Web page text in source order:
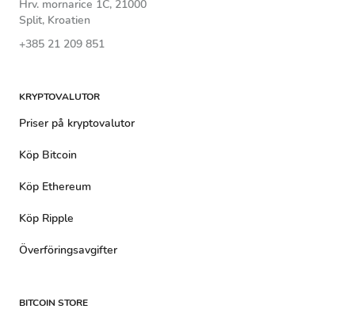
Hrv. mornarice 1C, 21000
Split, Kroatien
+385 21 209 851
KRYPTOVALUTOR
Priser på kryptovalutor
Köp Bitcoin
Köp Ethereum
Köp Ripple
Överföringsavgifter
BITCOIN STORE